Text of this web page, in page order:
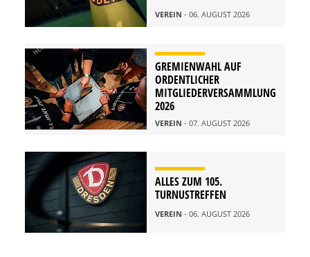
VEREIN - 06. AUGUST 2026
GREMIENWAHL AUF
ORDENTLICHER
MITGLIEDERVERSAMMLUNG
2026
VEREIN - 07. AUGUST 2026
ALLES ZUM 105.
TURNUSTREFFEN
VEREIN - 06. AUGUST 2026